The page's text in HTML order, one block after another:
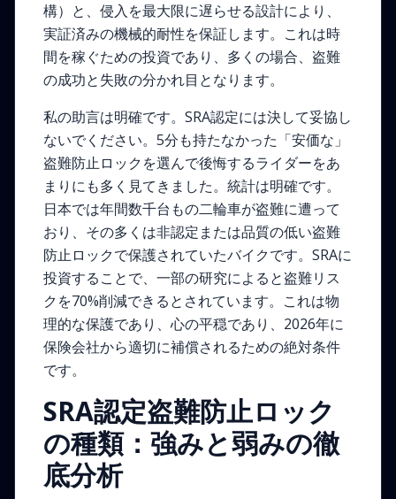
構）と、侵入を最大限に遅らせる設計により、
実証済みの機械的耐性を保証します。これは時
間を稼ぐための投資であり、多くの場合、盗難
の成功と失敗の分かれ目となります。
私の助言は明確です。SRA認定には決して妥協し
ないでください。5分も持たなかった「安価な」
盗難防止ロックを選んで後悔するライダーをあ
まりにも多く見てきました。統計は明確です。
日本では年間数千台もの二輪車が盗難に遭って
おり、その多くは非認定または品質の低い盗難
防止ロックで保護されていたバイクです。SRAに
投資することで、一部の研究によると盗難リス
クを70%削減できるとされています。これは物
理的な保護であり、心の平穏であり、2026年に
保険会社から適切に補償されるための絶対条件
です。
SRA認定盗難防止ロック
の種類：強みと弱みの徹
底分析